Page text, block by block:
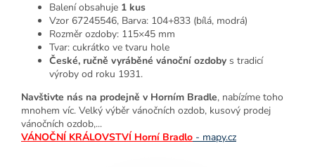
Balení obsahuje 1 kus
Vzor 67245546, Barva: 104+833 (bílá, modrá)
Rozměr ozdoby: 115×45 mm
Tvar: cukrátko ve tvaru hole
České, ručně vyráběné vánoční ozdoby s tradicí
výroby od roku 1931.
Navštivte nás na prodejně v Horním Bradle, nabízíme toho
mnohem víc. Velký výběr vánočních ozdob, kusový prodej
vánočních ozdob,...
VÁNOČNÍ KRÁLOVSTVÍ Horní Bradlo - mapy.cz